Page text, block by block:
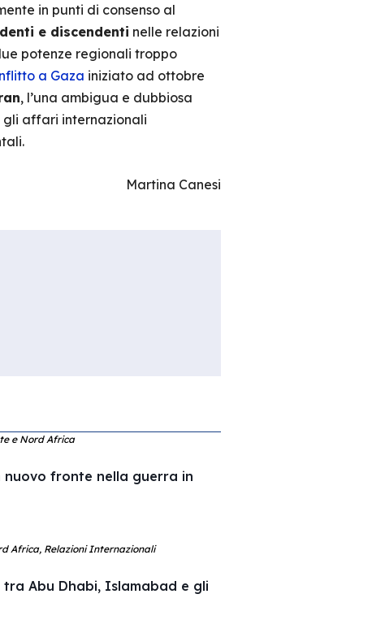
in punti di consenso al
e discendenti nelle relazioni
potenze regionali troppo
a Gaza iniziato ad ottobre
, l’una ambigua e dubbiosa
gli affari internazionali
Martina Canesi
e Nord Africa
nuovo fronte nella guerra in
Africa, Relazioni Internazionali
Abu Dhabi, Islamabad e gli